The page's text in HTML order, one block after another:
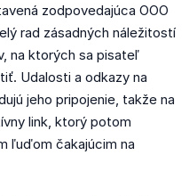
zodpovedajúca OOO
rad zásadných náležitostí
na ktorých sa pisateľ
Udalosti a odkazy na
jeho pripojenie, takže na
link, ktorý potom
ľuďom čakajúcim na